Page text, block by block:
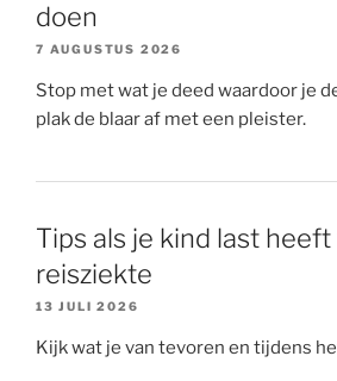
doen
7 AUGUSTUS 2026
Stop met wat je deed waardoor je
plak de blaar af met een pleister.
Tips als je kind last heeft
reisziekte
13 JULI 2026
Kijk wat je van tevoren en tijdens